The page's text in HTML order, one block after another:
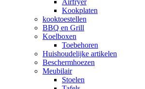
Airfryer
Kookplaten
kooktoestellen
BBQ en Grill
Koelboxen
Toebehoren
Huishoudelijke artikelen
Beschermhoezen
Meubilair
Stoelen